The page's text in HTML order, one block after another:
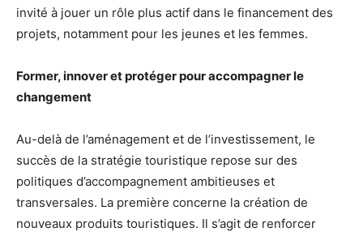
invité à jouer un rôle plus actif dans le financement des
projets, notamment pour les jeunes et les femmes.
Former, innover et protéger pour accompagner le
changement
Au-delà de l’aménagement et de l’investissement, le
succès de la stratégie touristique repose sur des
politiques d’accompagnement ambitieuses et
transversales. La première concerne la création de
nouveaux produits touristiques. Il s’agit de renforcer